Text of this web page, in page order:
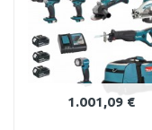
1.001,09 €